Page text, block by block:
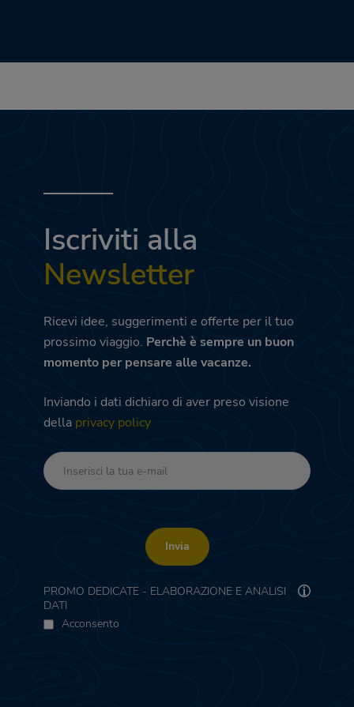
Iscriviti alla
Newsletter
Ricevi idee, suggerimenti e offerte per il tuo
prossimo viaggio. Perchè è sempre un buon
momento per pensare alle vacanze.
Inviando i dati dichiaro di aver preso visione
della privacy policy
Invia
PROMO DEDICATE - ELABORAZIONE E ANALISI
DATI
Acconsento